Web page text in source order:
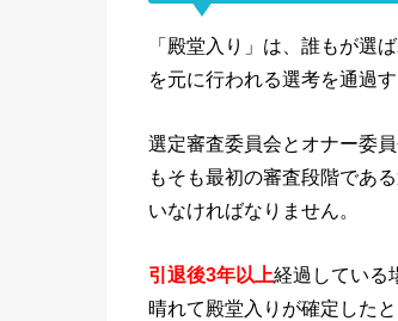
「殿堂入り」は、誰もが選
を元に行われる選考を通過
選定審査委員会とオナー委
もそも最初の審査段階であ
いなければなりません。
引退後3年以上経過している
晴れて殿堂入りが確定した